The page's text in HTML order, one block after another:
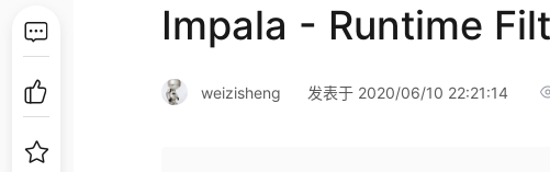
Impala - Runtime
weizisheng 发表于 2020/06/10 22:21:14